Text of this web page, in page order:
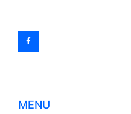
MENU